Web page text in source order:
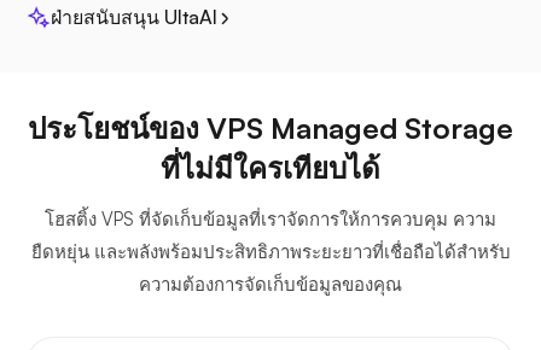
เพล็กซ์
ฝ่ายสนับสนุน UltaAI
ประโยชน์ของ VPS Managed Storage
ที่ไม่มีใครเทียบได้
โฮสติ้ง VPS ที่จัดเก็บข้อมูลที่เราจัดการให้การควบคุม ความ
ยืดหยุ่น และพลังพร้อมประสิทธิภาพระยะยาวที่เชื่อถือได้สำหรับ
ความต้องการจัดเก็บข้อมูลของคุณ